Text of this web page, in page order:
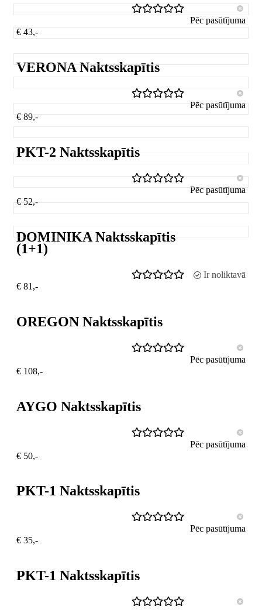
Pēc pasūtījuma
€ 43,-
VERONA Naktsskapītis
Pēc pasūtījuma
€ 89,-
PKT-2 Naktsskapītis
Pēc pasūtījuma
€ 52,-
DOMINIKA Naktsskapītis
(1+1)
Ir noliktavā
€ 81,-
OREGON Naktsskapītis
Pēc pasūtījuma
€ 108,-
AYGO Naktsskapītis
Pēc pasūtījuma
€ 50,-
PKT-1 Naktsskapītis
Pēc pasūtījuma
€ 35,-
PKT-1 Naktsskapītis